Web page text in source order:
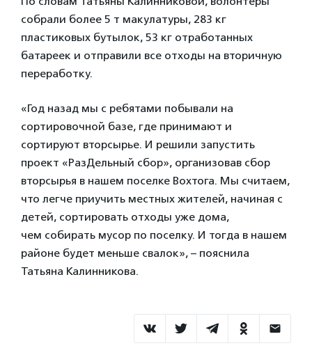
собрали более 5 т макулатуры, 283 кг
пластиковых бутылок, 53 кг отработанных
батареек и отправили все отходы на вторичную
переработку.
«Год назад мы с ребятами побывали на
сортировочной базе, где принимают и
сортируют вторсырье. И решили запустить
проект «РазДельный сбор», организовав сбор
вторсырья в нашем поселке Вохтога. Мы считаем,
что легче приучить местных жителей, начиная с
детей, сортировать отходы уже дома,
чем собирать мусор по поселку. И тогда в нашем
районе будет меньше свалок», – пояснила
Татьяна Калинникова.